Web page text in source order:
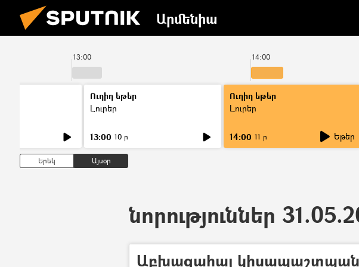
Արմենիա
13:00 14:00
Ուղիղ եթեր
Լուրեր
13:00 10 ր
Ուղիղ եթեր
Լուրեր
14:00 11 ր Եթեր
Երեկ Այսօր
նորություններ
Աբխազահայ